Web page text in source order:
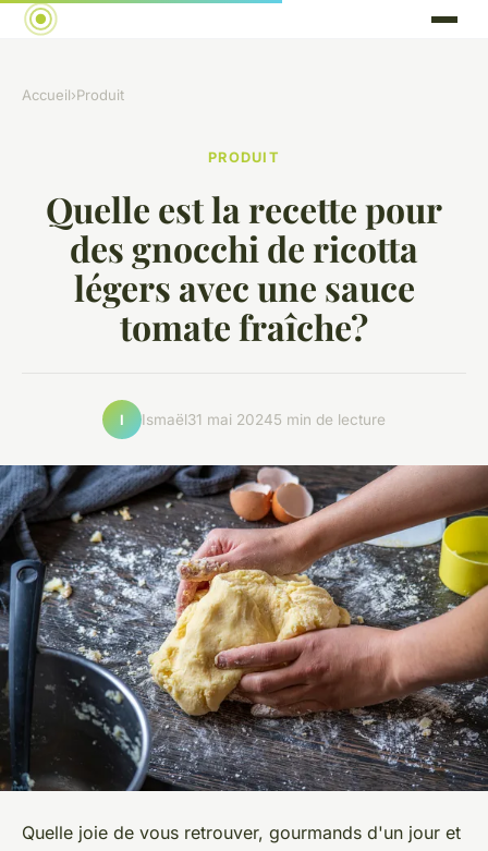
Accueil›Produit
PRODUIT
Quelle est la recette pour
des gnocchi de ricotta
légers avec une sauce
tomate fraîche?
I Ismaël31 mai 20245 min de lecture
Quelle joie de vous retrouver, gourmands d'un jour et